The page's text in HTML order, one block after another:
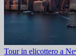
Tour in elicottero a